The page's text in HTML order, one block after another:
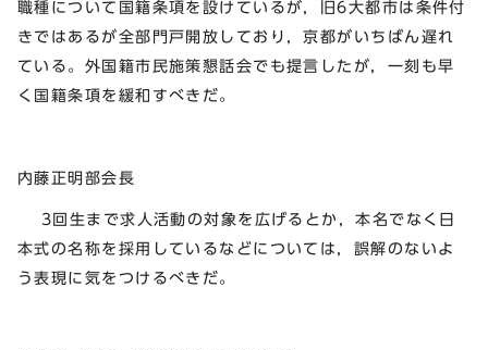
職種について国籍条項を設けているが，旧6大都市は条件付
きではあるが全部門戸開放しており，京都がいちばん遅れ
ている。外国籍市民施策懇話会でも提言したが，一刻も早
く国籍条項を緩和すべきだ。
内藤正明部会長
3回生まで求人活動の対象を広げるとか，本名でなく日
本式の名称を採用しているなどについては，誤解のないよ
う表現に気をつけるべきだ。